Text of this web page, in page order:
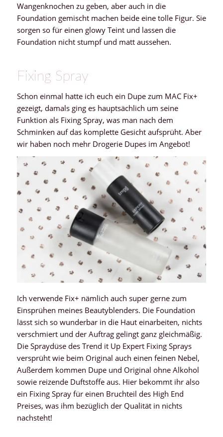
Wangenknochen zu geben, aber auch in die
Foundation gemischt machen beide eine tolle Figur. Sie
sorgen so für einen glowy Teint und lassen die
Foundation nicht stumpf und matt aussehen.
Fixing Spray
Schon einmal hatte ich euch ein Dupe zum MAC Fix+
gezeigt, damals ging es hauptsächlich um seine
Funktion als Fixing Spray, was man nach dem
Schminken auf das komplette Gesicht aufsprüht. Aber
wir haben noch mehr Drogerie Dupes im Angebot!
Ich verwende Fix+ nämlich auch super gerne zum
Einsprühen meines Beautyblenders. Die Foundation
lässt sich so wunderbar in die Haut einarbeiten, nichts
verschmiert und der Auftrag gelingt ganz gleichmäßig.
Die Spraydüse des Trend it Up Expert Fixing Sprays
versprüht wie beim Original auch einen feinen Nebel,
Außerdem kommen Dupe und Original ohne Alkohol
sowie reizende Duftstoffe aus. Hier bekommt ihr also
ein Fixing Spray für einen Bruchteil des High End
Preises, was ihm bezüglich der Qualität in nichts
nachsteht!